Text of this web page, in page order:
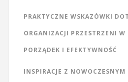
PRAKTYCZNE WSKAZÓWKI
ORGANIZACJI PRZESTRZENI W
PORZĄDEK I EFEKTYWNOŚĆ
INSPIRACJE Z NOWOCZESNYM